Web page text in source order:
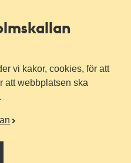
vi kakor, cookies, för att
att webbplatsen ska